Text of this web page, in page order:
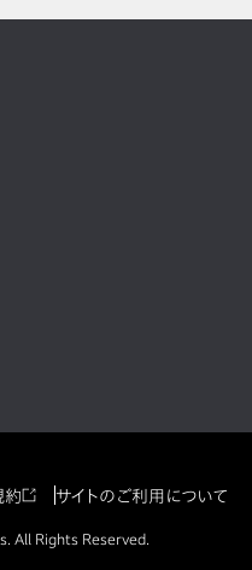
約 サイトのご利用について
All Rights Reserved.